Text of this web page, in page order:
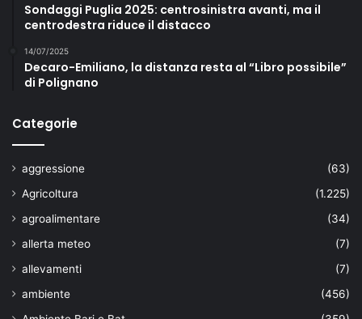
Sondaggi Puglia 2025: centrosinistra avanti, ma il
centrodestra riduce il distacco
14/07/2025
Decaro-Emiliano, la distanza resta al “Libro possibile”
di Polignano
Categorie
aggressione
(63)
Agricoltura
(1.225)
agroalimentare
(34)
allerta meteo
(7)
allevamenti
(7)
ambiente
(456)